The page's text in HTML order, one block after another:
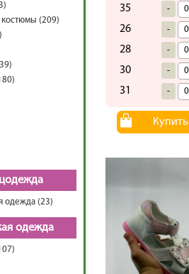
(209)
одежда (23)
одежда
35 -
26 -
28 -
30 -
31 -
Купить